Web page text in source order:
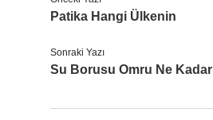
Patika Hangi Ülkenin
Sonraki Yazı
Su Borusu Omru Ne Kadar